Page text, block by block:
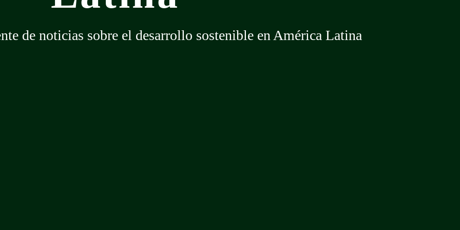
de noticias sobre el desarrollo sostenible en América Latina